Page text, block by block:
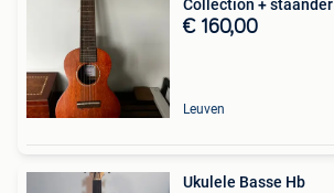
Collection + staander
€ 160,00
Leuven
Ukulele Basse Hb